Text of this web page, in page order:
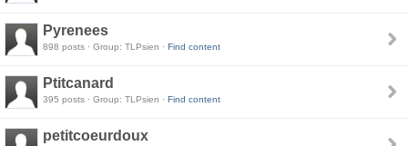
Pyrenees
898 posts · Group: TLPsien · Find content
Ptitcanard
395 posts · Group: TLPsien · Find content
petitcoeurdoux